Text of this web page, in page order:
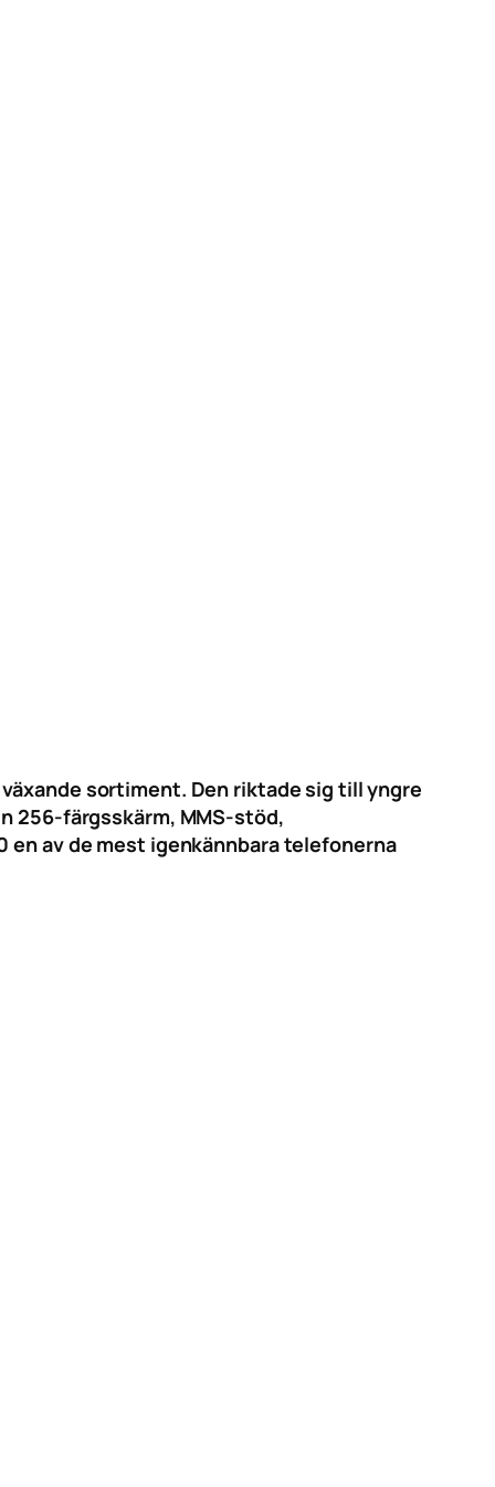
sortiment. Den riktade sig till yngre
256-färgsskärm, MMS-stöd,
en av de mest igenkännbara telefonerna